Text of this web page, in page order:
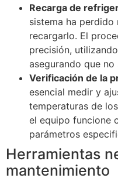
Recarga de
sistema ha perdido
recargarlo. El
precisión,
asegurando que
Verificación de la
esencial medir y
temperaturas de
el equipo funcione
parámetros
Herramientas
mantenimiento